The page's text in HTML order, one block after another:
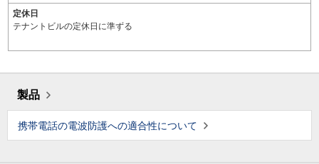
定休日
テナントビルの定休日に準ずる
製品
携帯電話の電波防護への適合性について